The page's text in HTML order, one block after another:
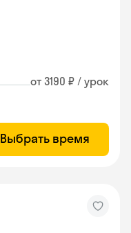
от 3190 ₽ / урок
Выбрать время